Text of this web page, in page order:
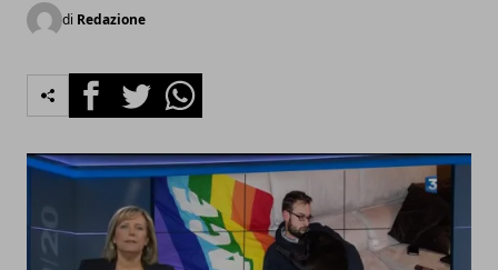
di Redazione
FacebookTwitterWhatsapp